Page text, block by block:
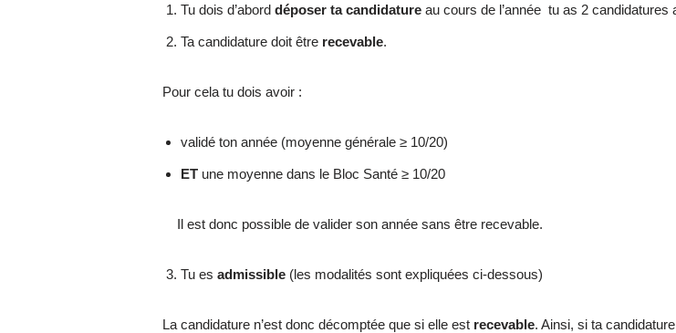
Tu dois d’aborddéposer ta candidature au cours de l’année tu as 2 candidatures
Ta candidature doit être recevable.
Pour cela tu dois avoir :
validé ton année (moyenne générale ≥ 10/20)
ET une moyenne dans le Bloc Santé ≥ 10/20
Il est donc possible de valider son année sans être recevable.
Tu esadmissible (les modalités sont expliquées ci-dessous)
La candidature n’est donc décomptée que si elle est recevable. Ainsi, si ta